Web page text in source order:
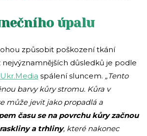
úpalu
způsobit poškození tkání
důsledků je podle
Ukr.Media spálení sluncem. „Tento
barvy kůry stromu. Kůra v
může jevit jako propadlá a
času se na povrchu kůry začnou
a trhliny, které nakonec